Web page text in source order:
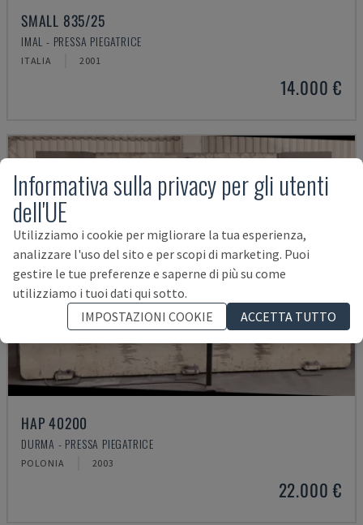
SMALL 835/25
IMAL - PRESSA PIEGATRICE
ITALIA 2001
14.000 €
HAP 40200
DURMA - PRESSA PIEGATRICE
POLONIA 2003
22.000 €
Informativa sulla privacy per gli utenti
dell'UE
Utilizziamo i cookie per migliorare la tua esperienza,
analizzare l'uso del sito e per scopi di marketing. Puoi
gestire le tue preferenze e saperne di più su come
utilizziamo i tuoi dati qui sotto.
IMPOSTAZIONI COOKIE
ACCETTA TUTTO